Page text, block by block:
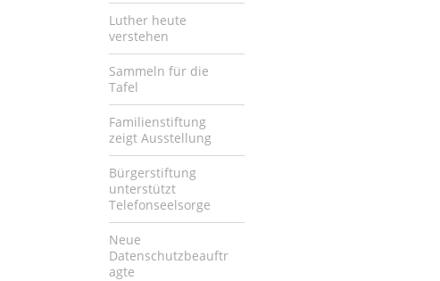
Luther heute
verstehen
Sammeln für die
Tafel
Familienstiftung
zeigt Ausstellung
Bürgerstiftung
unterstützt
Telefonseelsorge
Neue
Datenschutzbeauftr
agte